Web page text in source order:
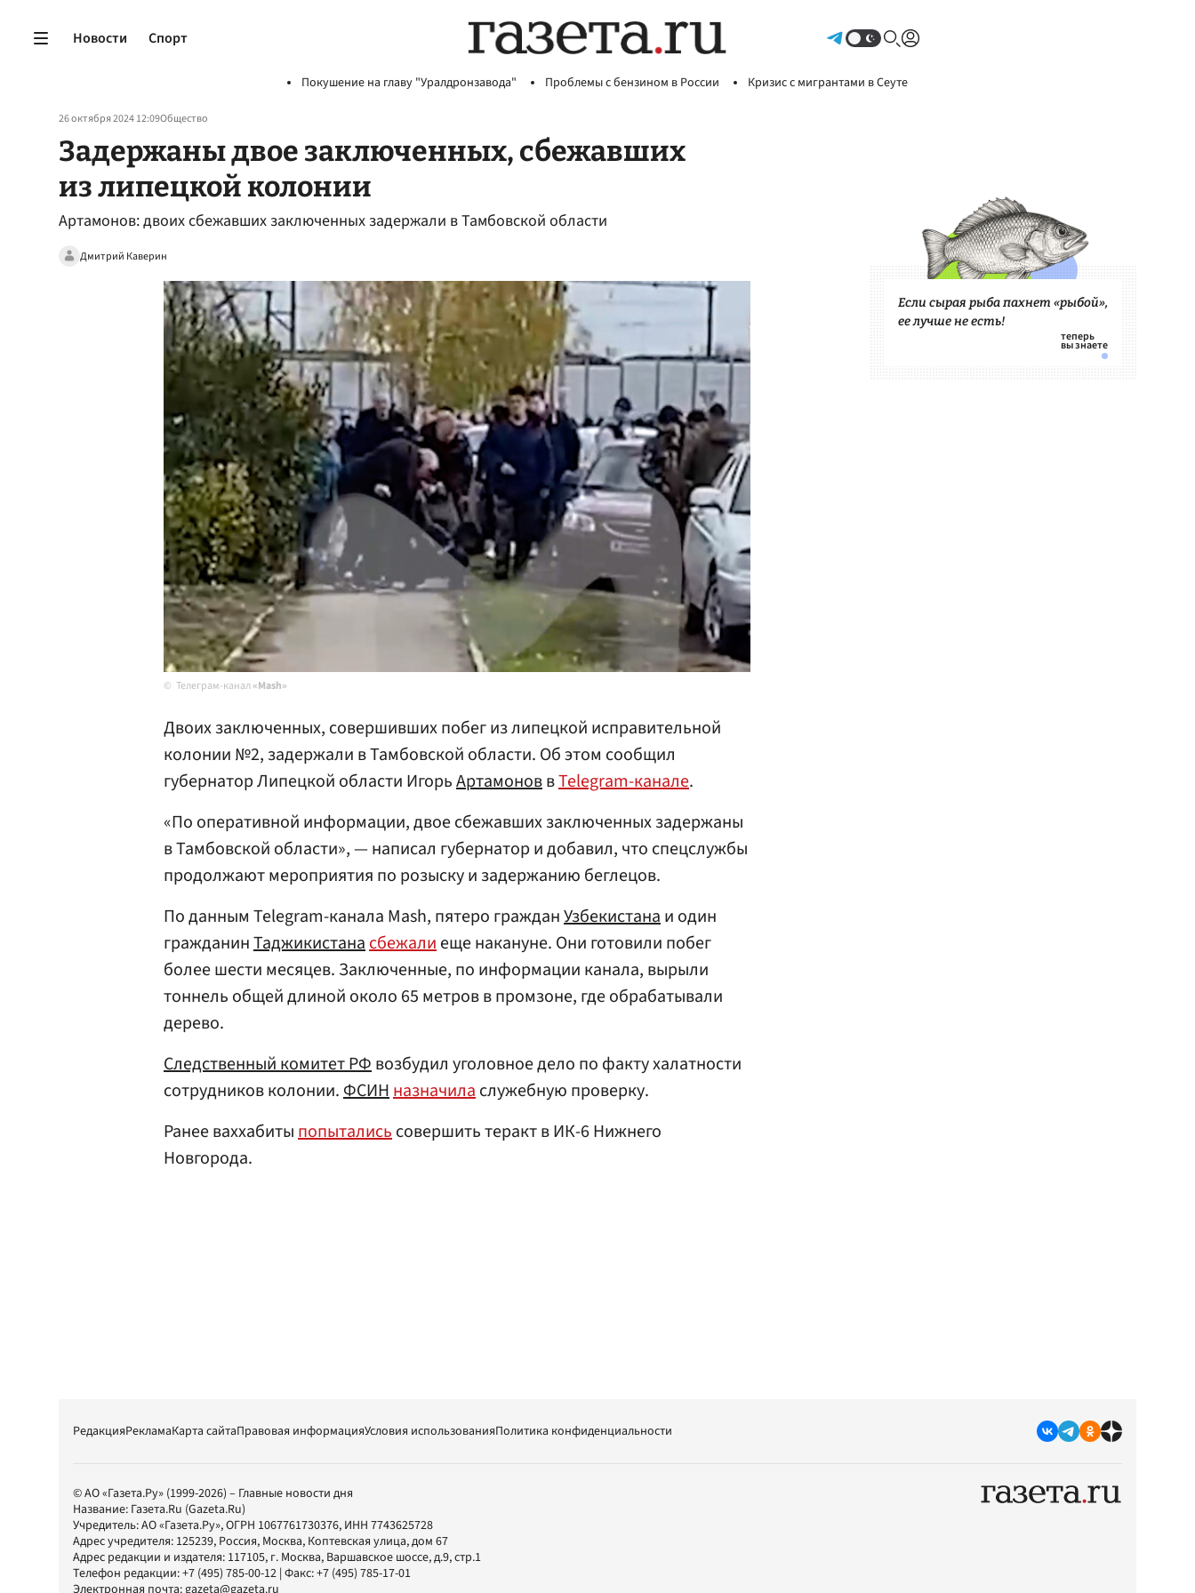
Новости Спорт
Покушение на главу "Уралдронзавода" Проблемы с бензином в России Кризис с мигрантами в Сеуте
26 октября 2024 12:09Общество
Задержаны двое заключенных, сбежавших
из липецкой колонии
Артамонов: двоих сбежавших заключенных задержали в Тамбовской области
Дмитрий Каверин
Телеграм-канал«Mash»
Двоих заключенных, совершивших побег из липецкой исправительной
колонии №2, задержали в Тамбовской области. Об этом сообщил
губернатор Липецкой области ИгорьАртамоноввTelegram-канале.
«По оперативной информации, двое сбежавших заключенных задержаны
в Тамбовской области», — написал губернатор и добавил, что спецслужбы
продолжают мероприятия по розыску и задержанию беглецов.
По данным Telegram-канала Mash, пятеро гражданУзбекистанаи один
гражданинТаджикистанасбежалиеще накануне. Они готовили побег
более шести месяцев. Заключенные, по информации канала, вырыли
тоннель общей длиной около 65 метров в промзоне, где обрабатывали
дерево.
Следственный комитет РФвозбудил уголовное дело по факту халатности
сотрудников колонии.ФСИНназначиласлужебную проверку.
Ранее ваххабитыпопыталисьсовершить теракт в ИК-6 Нижнего
Новгорода.
Если сырая рыба пахнет «рыбой»,
ее лучше не есть!
РедакцияРекламаКарта сайтаПравовая информацияУсловия использованияПолитика конфиденциальности
© АО «Газета.Ру» (1999-2026) – Главные новости дня
Название: Газета.Ru (Gazeta.Ru)
Учредитель:АО «Газета.Ру», ОГРН 1067761730376, ИНН 7743625728
Адрес учредителя: 125239, Россия, Москва, Коптевская улица, дом 67
Адрес редакции и издателя: 117105, г. Москва, Варшавское шоссе, д.9, стр.1
Телефон редакции:+7 (495) 785-00-12 | Факс:+7 (495) 785-17-01
Электронная почта: gazeta@gazeta.ru